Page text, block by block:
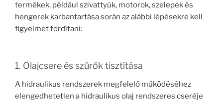
termékek, például szivattyúk, motorok, szelepek és
hengerek karbantartása során az alábbi lépésekre kell
figyelmet fordítani:
1. Olajcsere és szűrők tisztítása
A hidraulikus rendszerek megfelelő működéséhez
elengedhetetlen a hidraulikus olaj rendszeres cseréje